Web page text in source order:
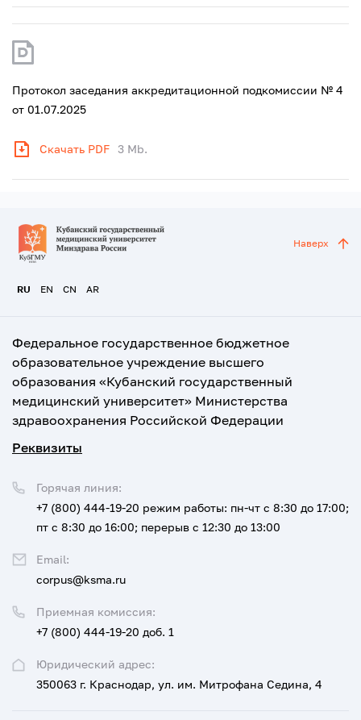
Протокол заседания аккредитационной подкомиссии № 4
от 01.07.2025
Скачать PDF 3 Mb.
RU EN CN AR
Наверх
Федеральное государственное бюджетное
образовательное учреждение высшего
образования «Кубанский государственный
медицинский университет» Министерства
здравоохранения Российской Федерации
Реквизиты
Юридический адрес:
350063 г. Краснодар, ул. им. Митрофана Седина, 4
Приемная комиссия:
+7 (800) 444-19-20 доб. 1
Горячая линия:
+7 (800) 444-19-20 режим работы: пн-чт с 8:30 до 17:00;
пт с 8:30 до 16:00; перерыв с 12:30 до 13:00
Email:
corpus@ksma.ru